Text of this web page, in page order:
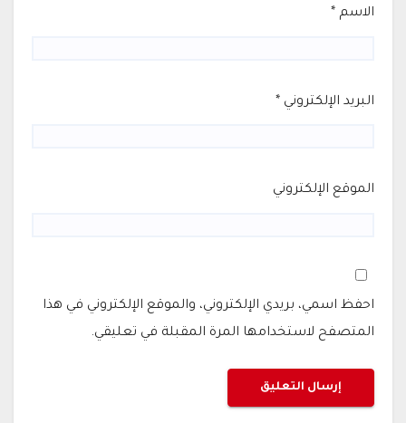
الاسم *
البريد الإلكتروني *
الموقع الإلكتروني
احفظ اسمي، بريدي الإلكتروني، والموقع الإلكتروني في هذا
المتصفح لاستخدامها المرة المقبلة في تعليقي.